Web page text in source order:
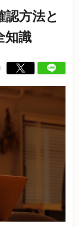
認方法と
知識